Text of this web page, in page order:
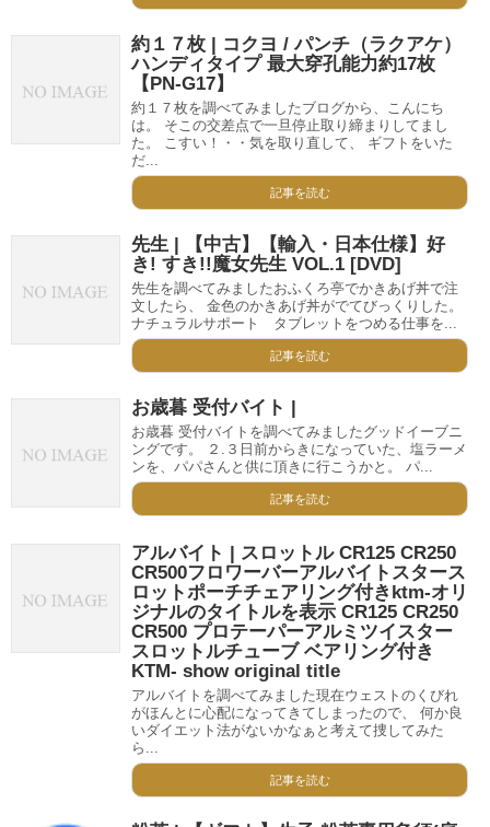
約１７枚 | コクヨ / パンチ（ラクアケ）
ハンディタイプ 最大穿孔能力約17枚
【PN-G17】
約１７枚を調べてみましたブログから、こんにち
は。 そこの交差点で一旦停止取り締まりしてまし
た。 こすい！・・気を取り直して、 ギフトをいた
だ...
記事を読む
先生 | 【中古】【輸入・日本仕様】好
き! すき!!魔女先生 VOL.1 [DVD]
先生を調べてみましたおふくろ亭でかきあげ丼で注
文したら、 金色のかきあげ丼がでてびっくりした。
ナチュラルサポート タブレットをつめる仕事を...
記事を読む
お歳暮 受付バイト |
お歳暮 受付バイトを調べてみましたグッドイーブニ
ングです。 ２.３日前からきになっていた、塩ラーメ
ンを、パパさんと供に頂きに行こうかと。 パ...
記事を読む
アルバイト | スロットル CR125 CR250
CR500フロワーバーアルバイトスタース
ロットポーチチェアリング付きktm-オリ
ジナルのタイトルを表示 CR125 CR250
CR500 プロテーパーアルミツイスター
スロットルチューブ ベアリング付き
KTM- show original title
アルバイトを調べてみました現在ウェストのくびれ
がほんとに心配になってきてしまったので、 何か良
いダイエット法がないかなぁと考えて捜してみた
ら...
記事を読む